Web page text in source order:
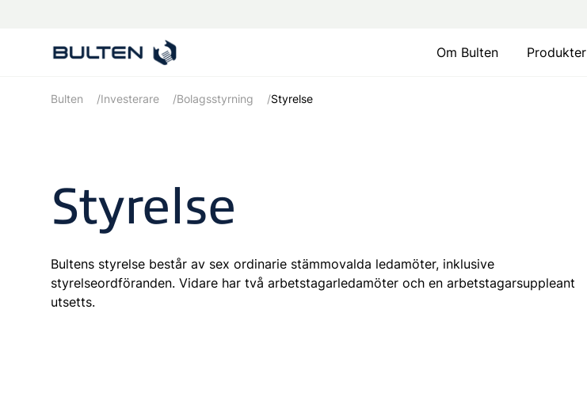
Om Bulten Produkter
Bulten Investerare Bolagsstyrning Styrelse
Styrelse
Bultens styrelse består av sex ordinarie stämmovalda ledamöter, inklusive
styrelseordföranden. Vidare har två arbetstagarledamöter och en arbetstagarsuppleant
utsetts.